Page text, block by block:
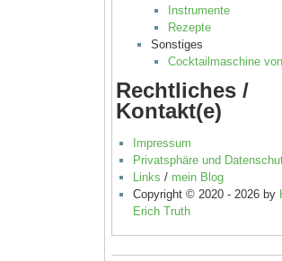
Instrumente
Rezepte
Sonstiges
Cocktailmaschine
Rechtliches /
Kontakt(e)
Impressum
Privatsphäre und
Links / mein Blog
Copyright © 2020 - 2026 by
Erich Truth